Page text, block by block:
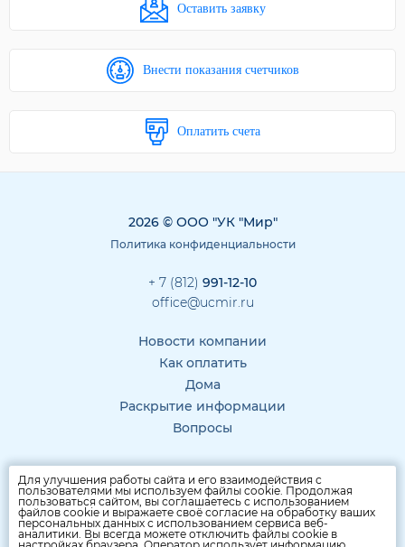
Оставить заявку
Внести показания счетчиков
Оплатить счета
2026 © ООО "УК "Мир"
Политика конфиденциальности
+ 7 (812) 991-12-10
office@ucmir.ru
Новости компании
Как оплатить
Дома
Раскрытие информации
Вопросы
Для улучшения работы сайта и его взаимодействия с
пользователями мы используем файлы cookie. Продолжая
пользоваться сайтом, вы соглашаетесь с использованием
файлов cookie и выражаете своё согласие на обработку ваших
персональных данных с использованием сервиса веб-
аналитики. Вы всегда можете отключить файлы cookie в